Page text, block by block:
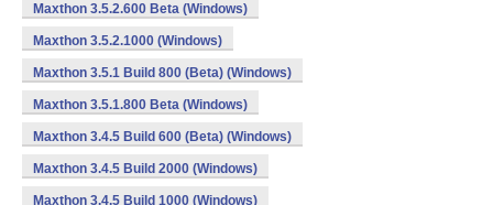
Maxthon 3.5.2.600 Beta (Windows)
Maxthon 3.5.2.1000 (Windows)
Maxthon 3.5.1 Build 800 (Beta) (Windows)
Maxthon 3.5.1.800 Beta (Windows)
Maxthon 3.4.5 Build 600 (Beta) (Windows)
Maxthon 3.4.5 Build 2000 (Windows)
Maxthon 3.4.5 Build 1000 (Windows)